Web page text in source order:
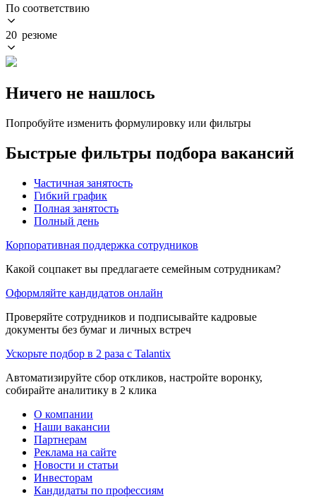
По соответствию
20 резюме
Ничего не нашлось
Попробуйте изменить формулировку или фильтры
Быстрые фильтры подбора вакансий
Частичная занятость
Гибкий график
Полная занятость
Полный день
Корпоративная поддержка сотрудников
Какой соцпакет вы предлагаете семейным сотрудникам?
Оформляйте кандидатов онлайн
Проверяйте сотрудников и подписывайте кадровые
документы без бумаг и личных встреч
Ускорьте подбор в 2 раза с Talantix
Автоматизируйте сбор откликов, настройте воронку,
собирайте аналитику в 2 клика
О компании
Наши вакансии
Партнерам
Реклама на сайте
Новости и статьи
Инвесторам
Кандидаты по профессиям